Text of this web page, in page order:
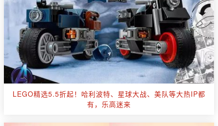
LEGO精选5.5折起！哈利波特、星球大战、美队等大热IP都
有，乐高迷来